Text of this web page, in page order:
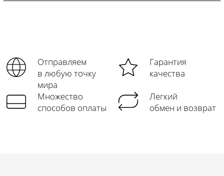
Отправляем
в любую точку
мира
Гарантия
качества
Множество
способов оплаты
Легкий
обмен и возврат